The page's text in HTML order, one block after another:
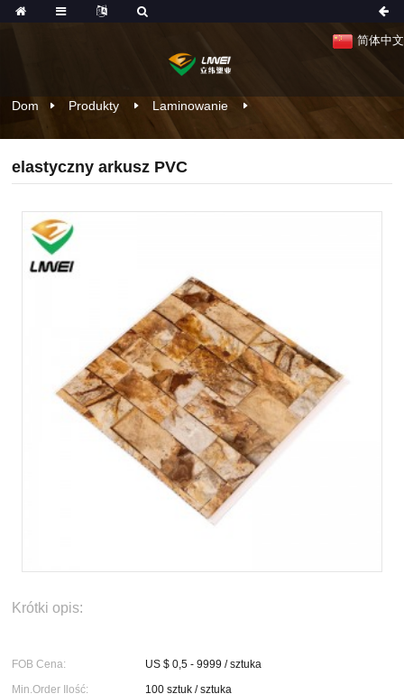
简体中文
Dom Produkty Laminowanie
elastyczny arkusz PVC
Krótki opis:
FOB Cena:
US $ 0,5 - 9999 / sztuka
Min.Order Ilość:
100 sztuk / sztuka